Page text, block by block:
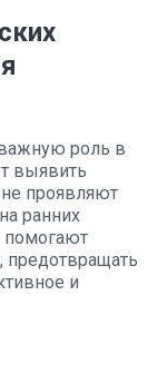
роль в
выявить
проявляют
ранних
помогают
предотвращать
и